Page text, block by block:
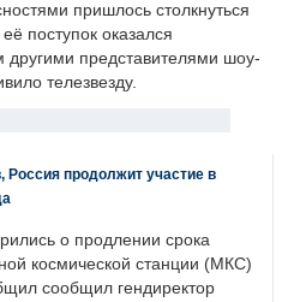
пришлось столкнуться
поступок оказался
другими представителями шоу-
телезвезду.
Россия продолжит участие в
о продлении срока
космической станции (МКС)
сообщил гендиректор